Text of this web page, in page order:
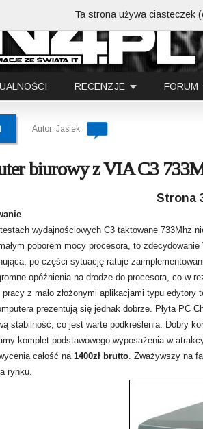
RECENZJE FORUM
Autor: Jasiek
biurowy z VIA C3
Strona
wydajnościowych C3 taktowane 733Mhz
poborem mocy procesora, to
po części sytuację ratuje
opóźnienia na drodze do procesora, co w
z mało złożonymi aplikacjami typu
prezentują się jednak dobrze. Płyta PC
stabilność, co jest warte podkreślenia. Dobry
komplet podstawowego wyposażenia w
całość na 1400zł brutto. Zważywszy na
rynku.
Ta strona używa ciasteczek